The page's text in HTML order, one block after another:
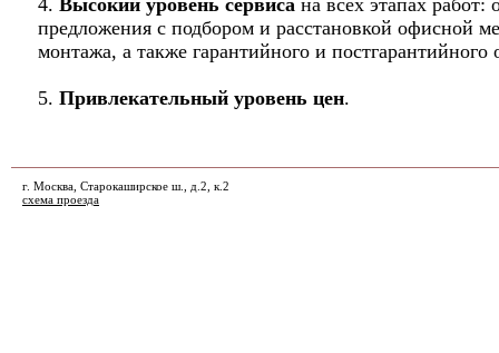
4. Высокий уровень сервиса на всех этапах работ:
предложения с подбором и расстановкой офисной
монтажа, а также гарантийного и постгарантийного
5. Привлекательный уровень цен.
г. Москва, Старокаширское ш., д.2, к.2
схема проезда